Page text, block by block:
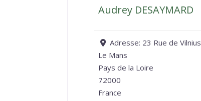
Audrey DESAYMARD
Adresse: 23 Rue de Vilnius
Le Mans
Pays de la Loire
72000
France